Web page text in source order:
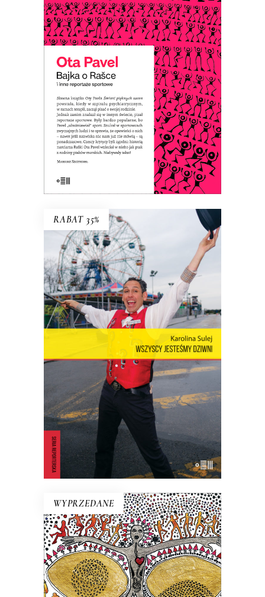
E-BOOK DO KOSZYKA
BAJKA O RAŠCE
Ota Pavel pisał reportaże sportowe,
które były popularne, bo ich autor
„ubaśniawiał” sport. Dzięki temu te
opowieści o sportowcach – nawet jeśli
ich nazwiska nic nam już nie mówią – są
ponadczasowe.
RABAT 35%
E-BOOK DO KOSZYKA
WSZYSCY JESTEŚMY DZIWNI.
OPOWIEŚCI Z CONEY ISLAND
Coney Island – dzielnica Nowego Jorku,
niegdyś stolica światowej rozrywki,
cyrków, wesołych miasteczek – to wciąż
rezerwuar estetyki, idei, marzeń i lęków,
z których jest zbudowana popkultura.
36.00zł 23.40zł
KSIĄŻKA DO KOSZYKA
WYPRZEDANE
FABRYKA ABSOLUTU
Na terenie Czech wyprodukowano